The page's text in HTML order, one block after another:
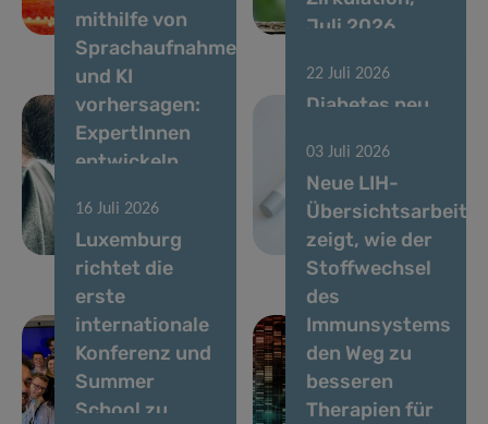
ErnährungsempfehlungenJuli 2026
mithilfe von
Sprachaufnahmen
und KI
vorhersagen:
ExpertInnen
entwickeln
stimmbasierte
Biomarker
22 Juli 2026
Diabetes neu
der
zu mehr
Lebensqualität
16 Juli 2026
Luxemburg
richtet die
erste
internationale
Konferenz und
Summer
School zu
03 Juli 2026
Neue LIH-
Übersichtsarbeit
zeigt, wie der
Stoffwechsel
des
Immunsystems
den Weg zu
besseren
Therapien für